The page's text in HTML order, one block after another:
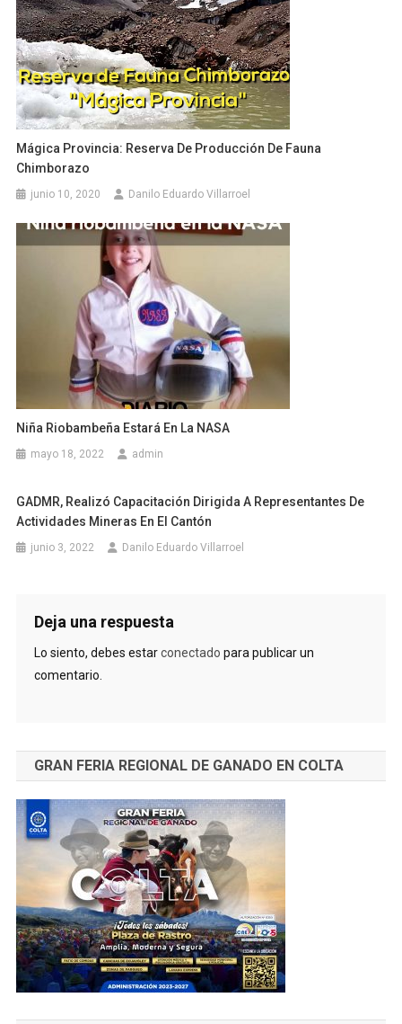
Mágica Provincia: Reserva De Producción De Fauna
Chimborazo
junio 10, 2020 Danilo Eduardo Villarroel
Niña Riobambeña Estará En La NASA
mayo 18, 2022 admin
GADMR, Realizó Capacitación Dirigida A Representantes De
Actividades Mineras En El Cantón
junio 3, 2022 Danilo Eduardo Villarroel
Deja una respuesta
Lo siento, debes estarconectado para publicar un
comentario.
GRAN FERIA REGIONAL DE GANADO EN COLTA